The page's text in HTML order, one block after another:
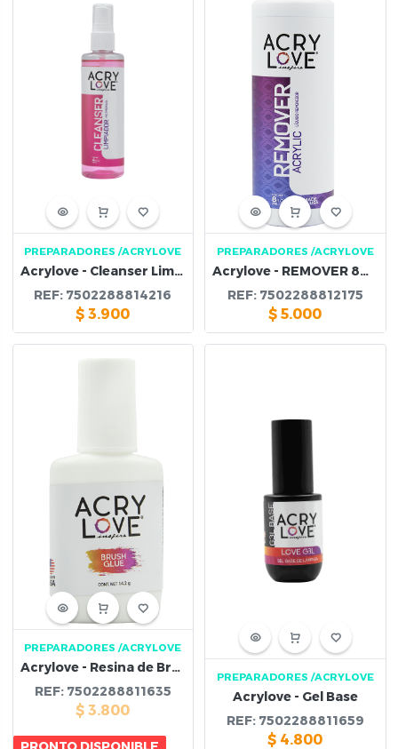
PREPARADORES /ACRYLOVE
Acrylove - Cleanser Limpiador 120 ml
REF: 7502288814216
$3.900
PREPARADORES /ACRYLOVE
Acrylove - REMOVER 8OZ ACRYLIC
REF: 7502288812175
$5.000
PREPARADORES /ACRYLOVE
Acrylove - Resina de Brocha
REF: 7502288811635
$3.800
PREPARADORES /ACRYLOVE
Acrylove - Gel Base
REF: 7502288811659
$ 4.800